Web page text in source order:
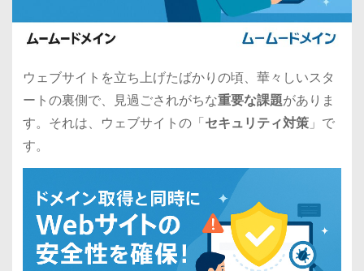
ウェブサイトを立ち上げたばかりの頃、華々しいスタ
ートの裏側で、見過ごされがちな重要な課題がありま
す。それは、ウェブサイトの「セキュリティ対策」で
す。